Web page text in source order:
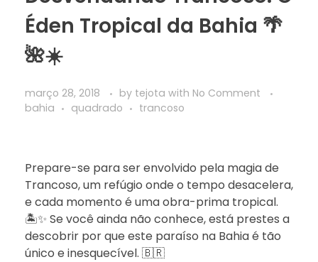
Éden Tropical da Bahia 🌴
🌺☀️
março 28, 2018 by tejota with No Comment
bahia
quadrado trancoso
Prepare-se para ser envolvido pela magia de
Trancoso, um refúgio onde o tempo desacelera,
e cada momento é uma obra-prima tropical.
🏝️✨ Se você ainda não conhece, está prestes a
descobrir por que este paraíso na Bahia é tão
único e inesquecível. 🇧🇷